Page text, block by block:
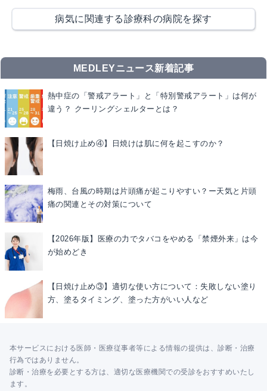
病気に関連する診療科の病院を探す
MEDLEYニュース新着記事
熱中症の「警戒アラート」と「特別警戒アラート」は何が
違う？ クーリングシェルターとは？
【日焼け止め④】日焼けは肌に何を起こすのか？
梅雨、台風の時期は片頭痛が起こりやすい？ー天気と片頭
痛の関連とその対策について
【2026年版】医療の力でタバコをやめる「禁煙外来」は今
が始めどき
【日焼け止め③】適切な使い方について：失敗しない塗り
方、塗るタイミング、塗った方がいい人など
本サービスにおける医師・医療従事者等による情報の提供は、診断・治療
行為ではありません。
診断・治療を必要とする方は、適切な医療機関での受診をおすすめいたし
ます。